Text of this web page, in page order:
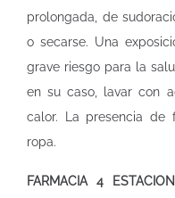
prolongada, de
o secarse. Una
grave riesgo para la
en su caso, lavar con
calor. La presencia de
ropa.
FARMACIA 4